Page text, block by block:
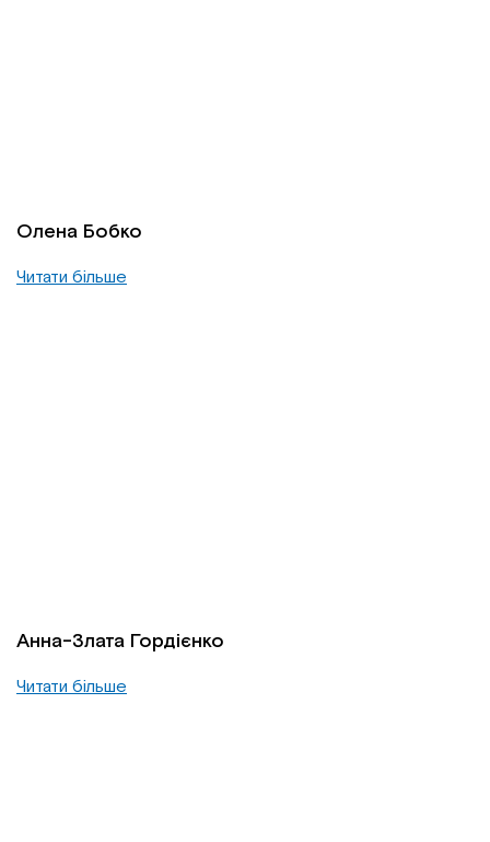
Олена Бобко
Читати більше
Анна-Злата Гордієнко
Читати більше